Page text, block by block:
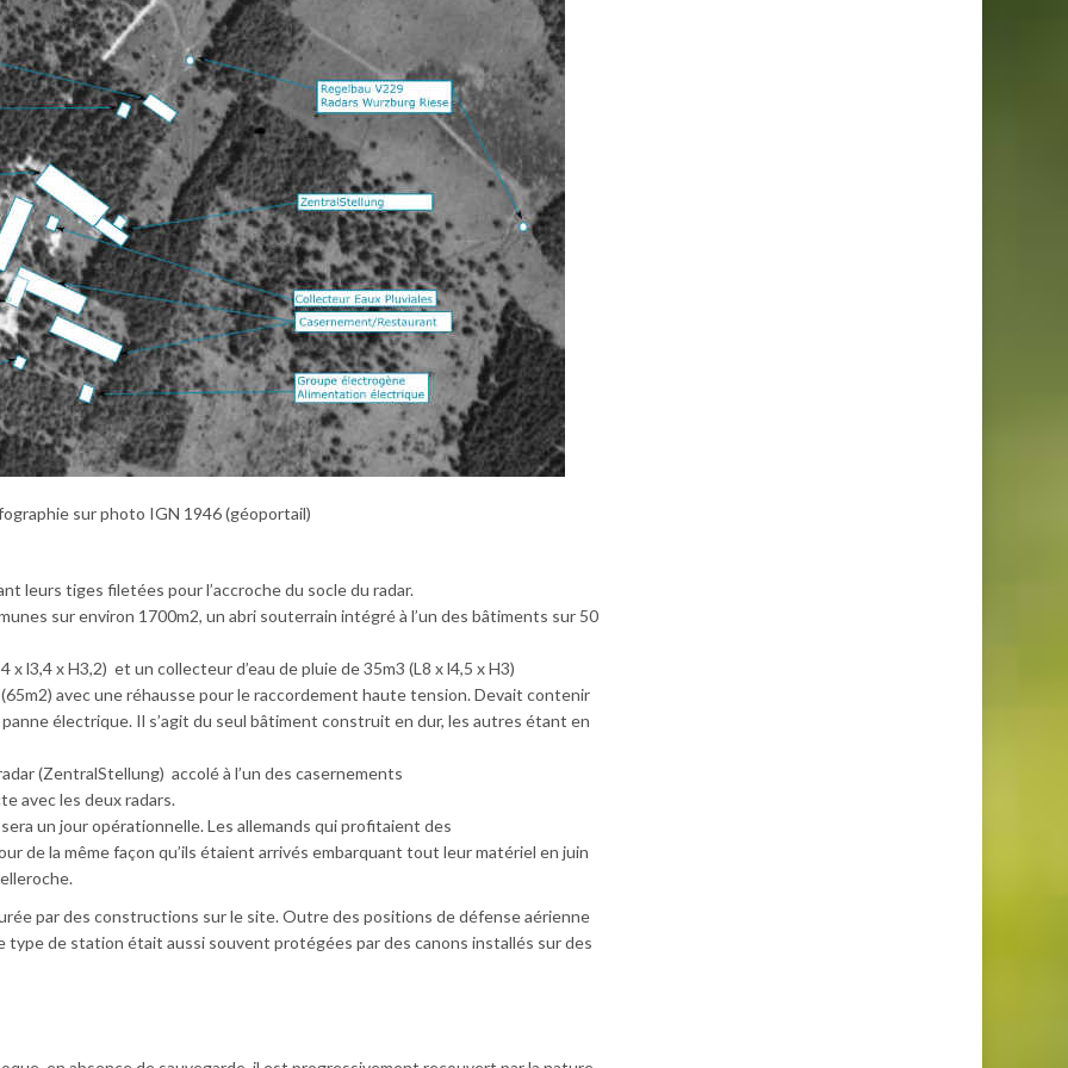
sur photo IGN 1946 (géoportail)
leurs tiges filetées pour l’accroche du socle du radar.
sur environ 1700m2, un abri souterrain intégré à l’un des bâtiments sur 50
x l3,4 x H3,2) et un collecteur d’eau de pluie de 35m3 (L8 x l4,5 x H3)
avec une réhausse pour le raccordement haute tension. Devait contenir
électrique. Il s’agit du seul bâtiment construit en dur, les autres étant en
(ZentralStellung) accolé à l’un des casernements
avec les deux radars.
un jour opérationnelle. Les allemands qui profitaient des
de la même façon qu’ils étaient arrivés embarquant tout leur matériel en juin
par des constructions sur le site. Outre des positions de défense aérienne
type de station était aussi souvent protégées par des canons installés sur des